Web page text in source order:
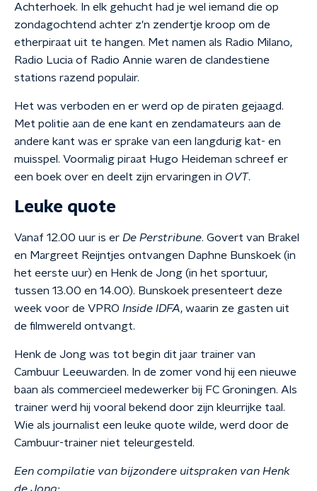
Achterhoek. In elk gehucht had je wel iemand die op
zondagochtend achter z'n zendertje kroop om de
etherpiraat uit te hangen. Met namen als Radio Milano,
Radio Lucia of Radio Annie waren de clandestiene
stations razend populair.
Het was verboden en er werd op de piraten gejaagd.
Met politie aan de ene kant en zendamateurs aan de
andere kant was er sprake van een langdurig kat- en
muisspel. Voormalig piraat Hugo Heideman schreef er
een boek over en deelt zijn ervaringen in OVT.
Leuke quote
Vanaf 12.00 uur is er De Perstribune. Govert van Brakel
en Margreet Reijntjes ontvangen Daphne Bunskoek (in
het eerste uur) en Henk de Jong (in het sportuur,
tussen 13.00 en 14.00). Bunskoek presenteert deze
week voor de VPRO Inside IDFA, waarin ze gasten uit
de filmwereld ontvangt.
Henk de Jong was tot begin dit jaar trainer van
Cambuur Leeuwarden. In de zomer vond hij een nieuwe
baan als commercieel medewerker bij FC Groningen. Als
trainer werd hij vooral bekend door zijn kleurrijke taal.
Wie als journalist een leuke quote wilde, werd door de
Cambuur-trainer niet teleurgesteld.
Een compilatie van bijzondere uitspraken van Henk